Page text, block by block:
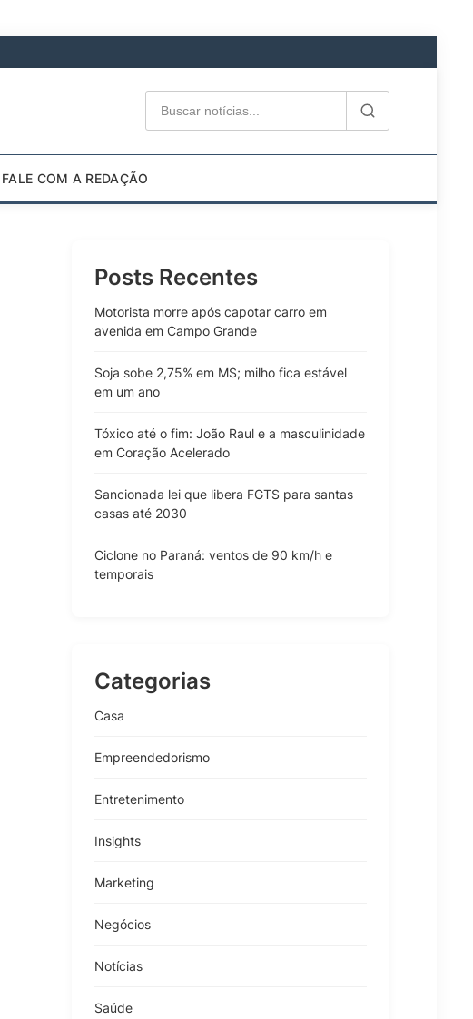
FALE COM A REDAÇÃO
Posts Recentes
Motorista morre após capotar carro em
avenida em Campo Grande
Soja sobe 2,75% em MS; milho fica estável
em um ano
Tóxico até o fim: João Raul e a masculinidade
em Coração Acelerado
Sancionada lei que libera FGTS para santas
casas até 2030
Ciclone no Paraná: ventos de 90 km/h e
temporais
Categorias
Casa
Empreendedorismo
Entretenimento
Insights
Marketing
Negócios
Notícias
Saúde